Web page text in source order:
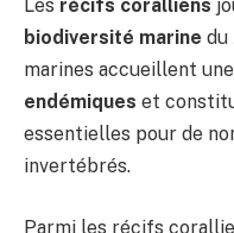
Les récifs coralliens
biodiversité marine du
marines accueillent
endémiques et
essentielles pour de
invertébrés.
Parmi les récifs